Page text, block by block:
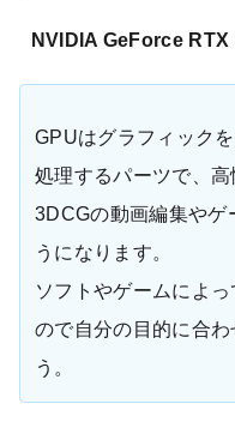
NVIDIA GeForce RTX
GPUはグラフィック
処理するパーツで、
3DCGの動画編集やゲ
うになります。
ソフトやゲームによ
ので自分の目的に合
う。